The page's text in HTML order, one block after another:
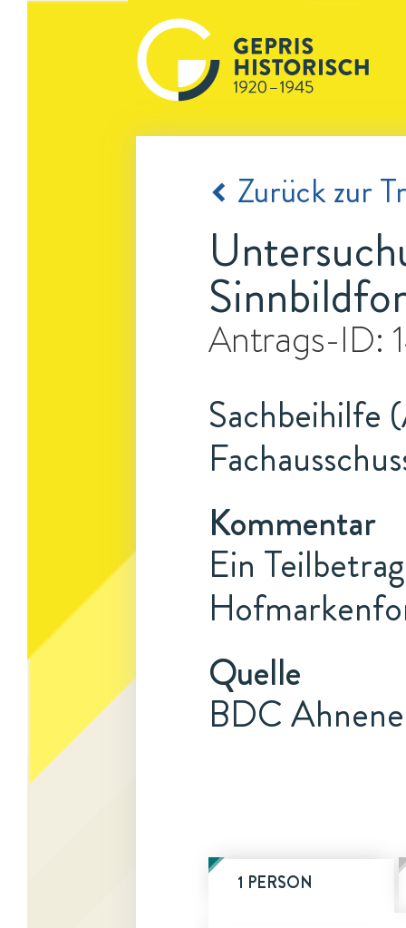
Zurück zur
Antrags-ID:
Sachbeihilfe
Kommentar
Ein
Quelle
BDC
1 PERSON